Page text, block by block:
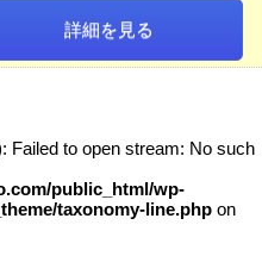
詳細を見る
Failed to open stream: No such
public_html/wp-
taxonomy-line.php on